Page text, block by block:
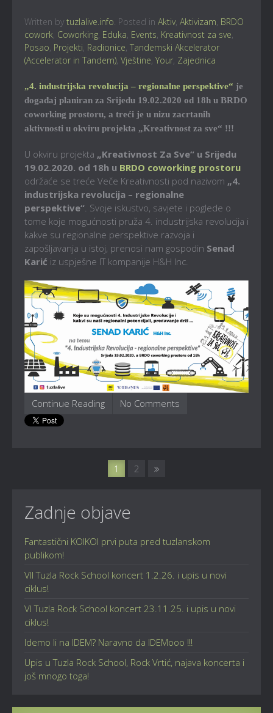
Written by tuzlalive.info. Posted in Aktiv, Aktivizam, BRDO
cowork, Coworking, Eduka, Events, Kreativnost za sve,
Posao, Projekti, Radionice, Tandemski Akcelerator
(Accelerator in Tandem), Vještine, Your, Zajednica
„4. industrijska revolucija – regionalne perspektive“ je
događaj planiran za Srijedu 19.02.2020 od 18h u BRDO
coworking prostoru, a treći je u nizu zacrtanih
aktivnosti u okviru projekta „Kreativnost za sve“ !!!
U okviru projekta „Kreativnost Za Sve“ u Srijedu
19.02.2020. od 18h u BRDO coworking prostoru
održaće se treće Veče Kreativnosti pod nazivom „4.
industrijska revolucija – regionalne
perspektive“. Svoje iskustvo, savjete i poglede o
tome koje mogućnosti pruža 4. industrijska revolucija i
kakve su regionalne perspektive razvoja i
zapošljavanja u istoj, prenosi nam gospodin Senad
Karić iz uspješne IT kompanije H&H Inc.
Continue Reading No Comments
1 2
Zadnje objave
Fantastični KOIKOI prvi puta pred tuzlanskom
publikom!
VII Tuzla Rock School koncert 1.2.26. i upis u novi
ciklus!
VI Tuzla Rock School koncert 23.11.25. i upis u novi
ciklus!
Idemo li na IDEM? Naravno da IDEMooo !!!
Upis u Tuzla Rock School, Rock Vrtić, najava koncerta i
još mnogo toga!